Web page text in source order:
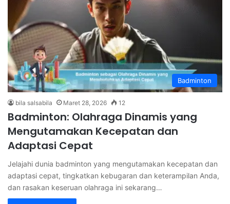
Badminton
bila salsabila Maret 28, 2026 12
Badminton: Olahraga Dinamis yang
Mengutamakan Kecepatan dan
Adaptasi Cepat
Jelajahi dunia badminton yang mengutamakan kecepatan dan
adaptasi cepat, tingkatkan kebugaran dan keterampilan Anda,
dan rasakan keseruan olahraga ini sekarang…